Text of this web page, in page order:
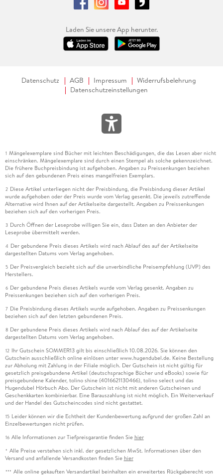
Laden Sie unsere App herunter.
Datenschutz AGB Impressum
Widerrufsbelehrung
Datenschutzeinstellungen
1 Mängelexemplare sind Bücher mit leichten Beschädigungen, die das Lesen aber nicht
einschränken. Mängelexemplare sind durch einen Stempel als solche gekennzeichnet.
Die frühere Buchpreisbindung ist aufgehoben. Angaben zu Preissenkungen beziehen
sich auf den gebundenen Preis eines mangelfreien Exemplars.
2 Diese Artikel unterliegen nicht der Preisbindung, die Preisbindung dieser Artikel
wurde aufgehoben oder der Preis wurde vom Verlag gesenkt. Die jeweils zutreffende
Alternative wird Ihnen auf der Artikelseite dargestellt. Angaben zu Preissenkungen
beziehen sich auf den vorherigen Preis.
3 Durch Öffnen der Leseprobe willigen Sie ein, dass Daten an den Anbieter der
Leseprobe übermittelt werden.
4 Der gebundene Preis dieses Artikels wird nach Ablauf des auf der Artikelseite
dargestellten Datums vom Verlag angehoben.
5 Der Preisvergleich bezieht sich auf die unverbindliche Preisempfehlung (UVP) des
Herstellers.
6 Der gebundene Preis dieses Artikels wurde vom Verlag gesenkt. Angaben zu
Preissenkungen beziehen sich auf den vorherigen Preis.
7 Die Preisbindung dieses Artikels wurde aufgehoben. Angaben zu Preissenkungen
beziehen sich auf den letzten gebundenen Preis.
8 Der gebundene Preis dieses Artikels wird nach Ablauf des auf der Artikelseite
dargestellten Datums vom Verlag angehoben.
12 Ihr Gutschein SOMMER13 gilt bis einschließlich 10.08.2026. Sie können den
Gutschein ausschließlich online einlösen unter www.hugendubel.de. Keine Bestellung
zur Abholung mit Zahlung in der Filiale möglich. Der Gutschein ist nicht gültig für
gesetzlich preisgebundene Artikel (deutschsprachige Bücher und eBooks) sowie für
preisgebundene Kalender, tolino shine (4016621130466), tolino select und das
Hugendubel Hörbuch Abo. Der Gutschein ist nicht mit anderen Gutscheinen und
Geschenkkarten kombinierbar. Eine Barauszahlung ist nicht möglich. Ein Weiterverkauf
und der Handel des Gutscheincodes sind nicht gestattet.
15 Leider können wir die Echtheit der Kundenbewertung aufgrund der großen Zahl an
Einzelbewertungen nicht prüfen.
16 Alle Informationen zur Tiefpreisgarantie finden Sie hier
* Alle Preise verstehen sich inkl. der gesetzlichen MwSt. Informationen über den
Versand und anfallende Versandkosten finden Sie hier
*** Alle online gekauften Versandartikel beinhalten ein erweitertes Rückgaberecht von